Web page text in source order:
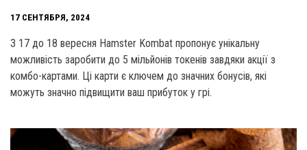
17 СЕНТЯБРЯ, 2024
З 17 до 18 вересня Hamster Kombat пропонує унікальну
можливість заробити до 5 мільйонів токенів завдяки акції з
комбо-картами. Ці карти є ключем до значних бонусів, які
можуть значно підвищити ваш прибуток у грі.